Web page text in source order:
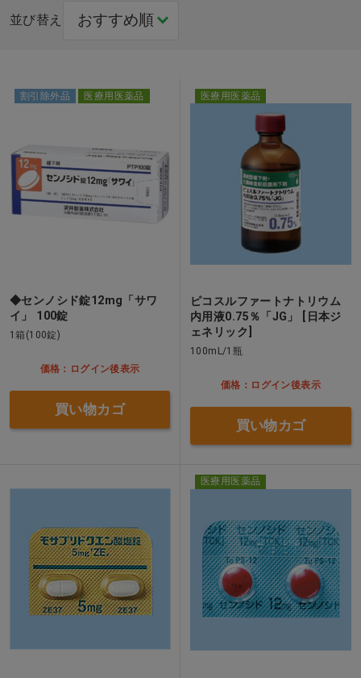
並び替え
割引除外品 医療用医薬品
◆センノシド錠12mg「サワ
イ」 100錠
1箱(100錠)
価格：ログイン後表示
買い物カゴ
医療用医薬品
ピコスルファートナトリウム
内用液0.75％「JG」 [日本ジ
ェネリック]
100mL/1瓶
価格：ログイン後表示
買い物カゴ
医療用医薬品